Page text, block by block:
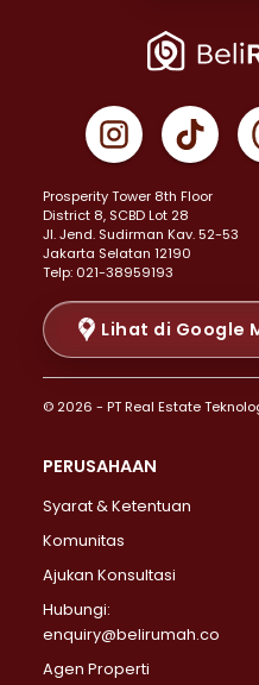
Properti Dijual di
Properti Dijual di Gambir >
Properti Dijual di Johar Baru
Properti Dijual di Menteng >
Properti Dijual di Senen >
Properti Dijual di Tanah
Properti Dijual di Cikini >
Properti Dijual di Kramat >
Properti Dijual di Pasar Baru >
Properti Dijual di
Properti Dijual di
Properti Dijual di Lebak Bulus
Properti Dijual di Gandaria
Properti Dijual di Pondok
Properti Dijual di Lenteng
Properti Dijual di Senayan >
Properti Dijual di Pondok
Prosperity Tower 8th Floor
District 8, SCBD Lot 28
JI. Jend. Sudirman Kav. 52-53
Jakarta Selatan 12190
Telp: 021-38959193
Lihat di Google
© 2026 - PT Real Estate
PERUSAHAAN
Syarat & Ketentuan
Komunitas
Ajukan Konsultasi
Hubungi:
enquiry@belirumah.co
Agen Properti